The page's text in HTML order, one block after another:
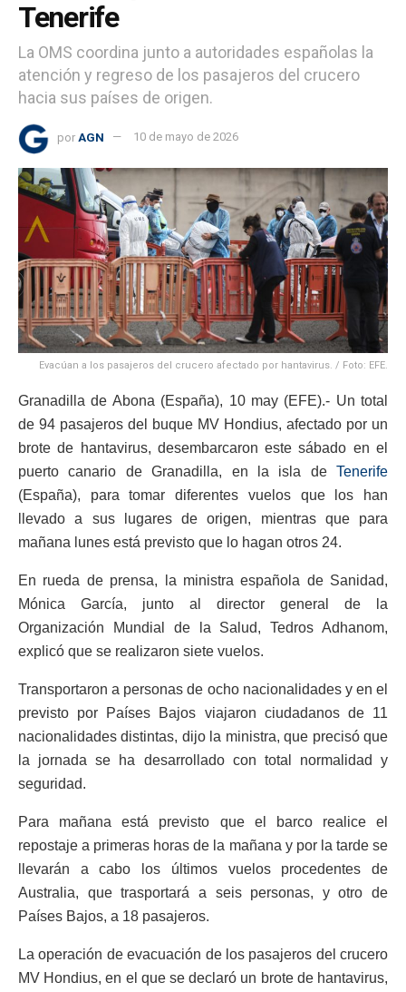
Tenerife
La OMS coordina junto a autoridades españolas la
atención y regreso de los pasajeros del crucero
hacia sus países de origen.
por AGN 10 de mayo de 2026
Evacúan a los pasajeros del crucero afectado por hantavirus. / Foto: EFE.
Granadilla de Abona (España), 10 may (EFE).- Un total
de 94 pasajeros del buque MV Hondius, afectado por un
brote de hantavirus, desembarcaron este sábado en el
puerto canario de Granadilla, en la isla de Tenerife
(España), para tomar diferentes vuelos que los han
llevado a sus lugares de origen, mientras que para
mañana lunes está previsto que lo hagan otros 24.
En rueda de prensa, la ministra española de Sanidad,
Mónica García, junto al director general de la
Organización Mundial de la Salud, Tedros Adhanom,
explicó que se realizaron siete vuelos.
Transportaron a personas de ocho nacionalidades y en el
previsto por Países Bajos viajaron ciudadanos de 11
nacionalidades distintas, dijo la ministra, que precisó que
la jornada se ha desarrollado con total normalidad y
seguridad.
Para mañana está previsto que el barco realice el
repostaje a primeras horas de la mañana y por la tarde se
llevarán a cabo los últimos vuelos procedentes de
Australia, que trasportará a seis personas, y otro de
Países Bajos, a 18 pasajeros.
La operación de evacuación de los pasajeros del crucero
MV Hondius, en el que se declaró un brote de hantavirus,